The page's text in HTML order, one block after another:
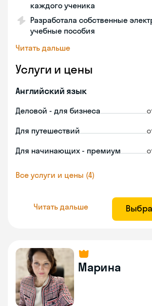
каждого ученика
Разработала собственные
учебные пособия
Читать дальше
Услуги и цены
Английский язык
Деловой - для бизнеса
Для путешествий
Для начинающих - премиум
Все услуги и цены (4)
Читать дальше
Марина